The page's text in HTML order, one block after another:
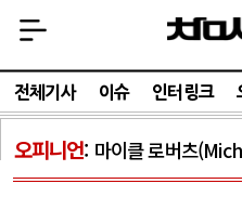
전체기사 이슈 인터링크
오피니언 마이클 로버츠